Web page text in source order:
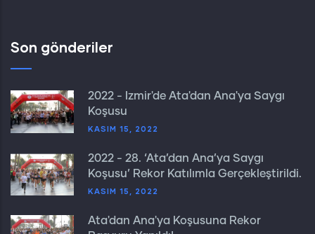
Son gönderiler
2022 - İzmir'de Ata'dan Ana'ya Saygı
Koşusu
KASIM 15, 2022
2022 - 28. ‘Ata’dan Ana’ya Saygı
Koşusu’ Rekor Katılımla Gerçekleştirildi.
KASIM 15, 2022
Ata'dan Ana'ya Koşusuna Rekor